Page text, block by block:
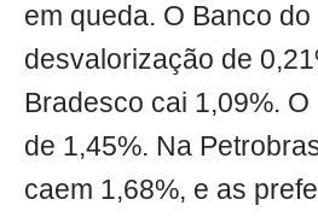
em queda. O Banco
desvalorização de
Bradesco cai 1,09%.
de 1,45%. Na
caem 1,68%, e as